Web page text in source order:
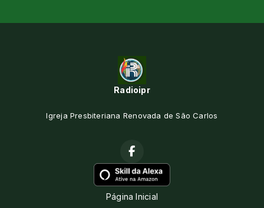
Radioipr
Igreja Presbiteriana Renovada de São Carlos
Página Inicial